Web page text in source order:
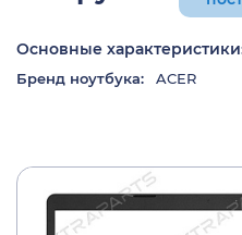
Основные
Бренд ноутбука: ACER